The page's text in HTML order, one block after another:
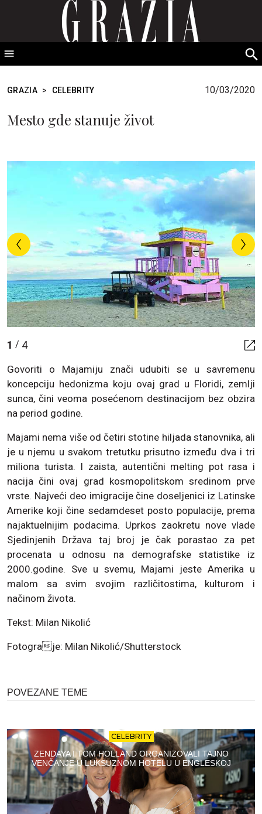
GRAZIA Srbija
GRAZIA > CELEBRITY 10/03/2020
Mesto gde stanuje život
1 / 4
Govoriti o Majamiju znači udubiti se u savremenu
koncepciju hedonizma koju ovaj grad u Floridi, zemlji
sunca, čini veoma posećenom destinacijom bez obzira
na period godine.
Majami nema više od četiri stotine hiljada stanovnika, ali
je u njemu u svakom tretutku prisutno između dva i tri
miliona turista. I zaista, autentični melting pot rasa i
nacija čini ovaj grad kosmopolitskom sredinom prve
vrste. Najveći deo imigracije čine doseljenici iz Latinske
Amerike koji čine sedamdeset posto populacije, prema
najaktuelnijim podacima. Uprkos zaokretu nove vlade
Sjedinjenih Država taj broj je čak porastao za pet
procenata u odnosu na demografske statistike iz
2000.godine. Sve u svemu, Majami jeste Amerika u
malom sa svim svojim različitostima, kulturom i
načinom života.
Tekst: Milan Nikolić
Fotograje: Milan Nikolić/Shutterstock
POVEZANE TEME
CELEBRITY
ZENDAYA I TOM HOLLAND ORGANIZOVALI TAJNO
VENČANJE U LUKSUZNOM HOTELU U ENGLESKOJ